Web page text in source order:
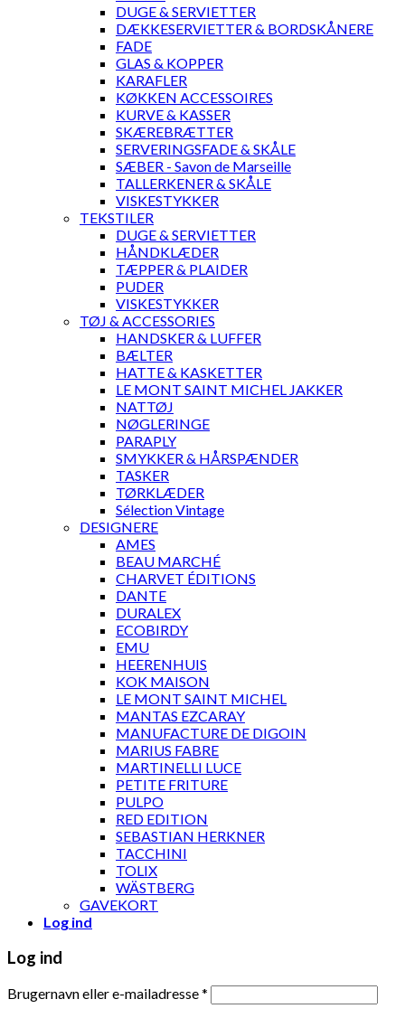
DUGE & SERVIETTER
DÆKKESERVIETTER & BORDSKÅNERE
FADE
GLAS & KOPPER
KARAFLER
KØKKEN ACCESSOIRES
KURVE & KASSER
SKÆREBRÆTTER
SERVERINGSFADE & SKÅLE
SÆBER - Savon de Marseille
TALLERKENER & SKÅLE
VISKESTYKKER
TEKSTILER
DUGE & SERVIETTER
HÅNDKLÆDER
TÆPPER & PLAIDER
PUDER
VISKESTYKKER
TØJ & ACCESSORIES
HANDSKER & LUFFER
BÆLTER
HATTE & KASKETTER
LE MONT SAINT MICHEL JAKKER
NATTØJ
NØGLERINGE
PARAPLY
SMYKKER & HÅRSPÆNDER
TASKER
TØRKLÆDER
Sélection Vintage
DESIGNERE
AMES
BEAU MARCHÉ
CHARVET ÉDITIONS
DANTE
DURALEX
ECOBIRDY
EMU
HEERENHUIS
KOK MAISON
LE MONT SAINT MICHEL
MANTAS EZCARAY
MANUFACTURE DE DIGOIN
MARIUS FABRE
MARTINELLI LUCE
PETITE FRITURE
PULPO
RED EDITION
SEBASTIAN HERKNER
TACCHINI
TOLIX
WÄSTBERG
GAVEKORT
Log ind
Log ind
Brugernavn eller e-mailadresse*